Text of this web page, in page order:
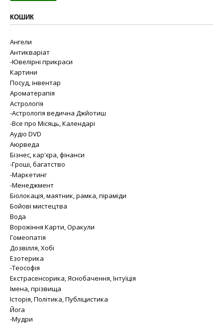
КОШИК
Ангели
Антикваріат
-Ювелірні прикраси
Картини
Посуд, інвентар
Ароматерапія
Астрологія
-Астрологія ведична Джйотиш
-Все про Місяць, Календарі
Аудіо DVD
Аюрведа
Бізнес, кар'єра, фінанси
-Гроші, багатство
-Маркетинг
-Менеджмент
Біолокація, маятник, рамка, піраміди
Бойові мистецтва
Вода
Ворожіння Карти, Оракули
Гомеопатія
Дозвілля, Хобі
Езотерика
-Теософія
Екстрасенсорика, Яснобачення, Інтуїція
Імена, прізвища
Історія, Політика, Публіцистика
Йога
-Мудри